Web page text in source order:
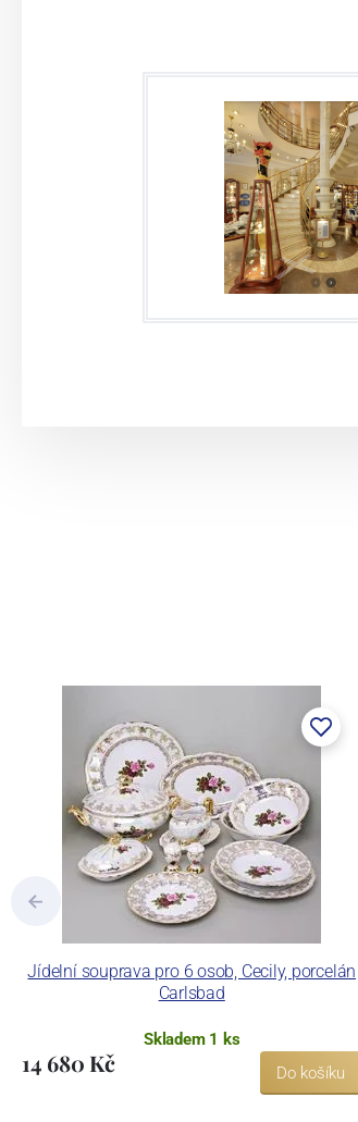
Jídelní souprava pro 6 osob, Cecily, porcelán
Carlsbad
Skladem 1 ks
14 680 Kč Do košíku